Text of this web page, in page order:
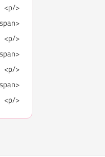
</p>
<p><span></span>
</p>
<p><span></span>
</p>
<p><span></span>
</p>